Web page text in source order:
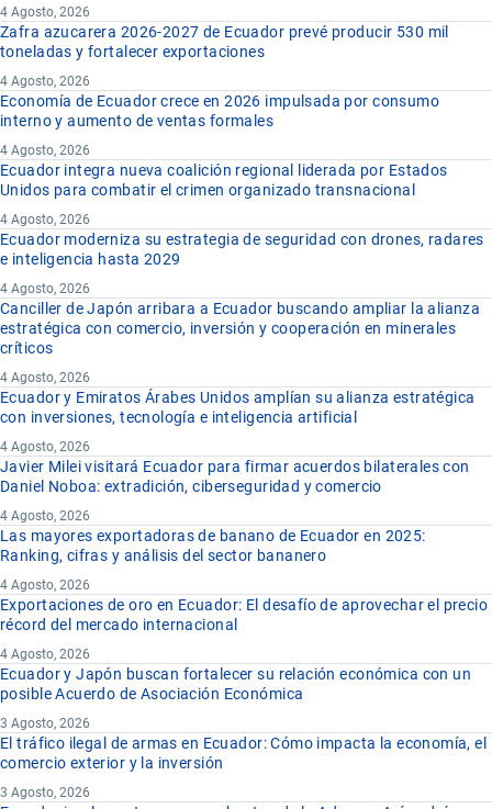
4 Agosto, 2026
Zafra azucarera 2026-2027 de Ecuador prevé producir 530 mil
toneladas y fortalecer exportaciones
4 Agosto, 2026
Economía de Ecuador crece en 2026 impulsada por consumo
interno y aumento de ventas formales
4 Agosto, 2026
Ecuador integra nueva coalición regional liderada por Estados
Unidos para combatir el crimen organizado transnacional
4 Agosto, 2026
Ecuador moderniza su estrategia de seguridad con drones, radares
e inteligencia hasta 2029
4 Agosto, 2026
Canciller de Japón arribara a Ecuador buscando ampliar la alianza
estratégica con comercio, inversión y cooperación en minerales
críticos
4 Agosto, 2026
Ecuador y Emiratos Árabes Unidos amplían su alianza estratégica
con inversiones, tecnología e inteligencia artificial
4 Agosto, 2026
Javier Milei visitará Ecuador para firmar acuerdos bilaterales con
Daniel Noboa: extradición, ciberseguridad y comercio
4 Agosto, 2026
Las mayores exportadoras de banano de Ecuador en 2025:
Ranking, cifras y análisis del sector bananero
4 Agosto, 2026
Exportaciones de oro en Ecuador: El desafío de aprovechar el precio
récord del mercado internacional
4 Agosto, 2026
Ecuador y Japón buscan fortalecer su relación económica con un
posible Acuerdo de Asociación Económica
3 Agosto, 2026
El tráfico ilegal de armas en Ecuador: Cómo impacta la economía, el
comercio exterior y la inversión
3 Agosto, 2026